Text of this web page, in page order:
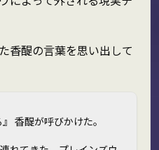
香醍の言葉を思い出して
香醍が呼びかけた。